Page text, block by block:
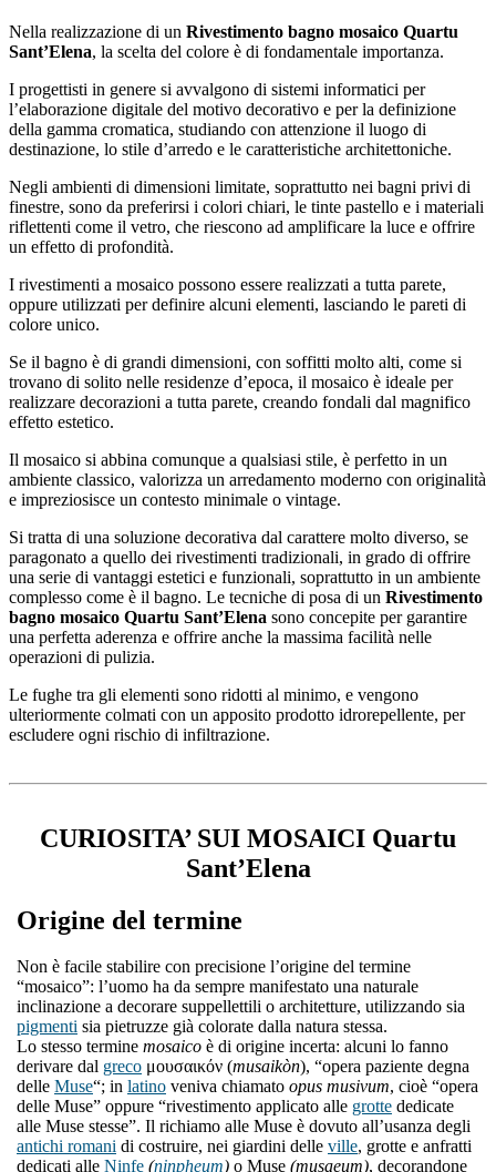
Nella realizzazione di un Rivestimento bagno mosaico Quartu
Sant’Elena, la scelta del colore è di fondamentale importanza.
I progettisti in genere si avvalgono di sistemi informatici per
l’elaborazione digitale del motivo decorativo e per la definizione
della gamma cromatica, studiando con attenzione il luogo di
destinazione, lo stile d’arredo e le caratteristiche architettoniche.
Negli ambienti di dimensioni limitate, soprattutto nei bagni privi di
finestre, sono da preferirsi i colori chiari, le tinte pastello e i materiali
riflettenti come il vetro, che riescono ad amplificare la luce e offrire
un effetto di profondità.
I rivestimenti a mosaico possono essere realizzati a tutta parete,
oppure utilizzati per definire alcuni elementi, lasciando le pareti di
colore unico.
Se il bagno è di grandi dimensioni, con soffitti molto alti, come si
trovano di solito nelle residenze d’epoca, il mosaico è ideale per
realizzare decorazioni a tutta parete, creando fondali dal magnifico
effetto estetico.
Il mosaico si abbina comunque a qualsiasi stile, è perfetto in un
ambiente classico, valorizza un arredamento moderno con originalità
e impreziosisce un contesto minimale o vintage.
Si tratta di una soluzione decorativa dal carattere molto diverso, se
paragonato a quello dei rivestimenti tradizionali, in grado di offrire
una serie di vantaggi estetici e funzionali, soprattutto in un ambiente
complesso come è il bagno. Le tecniche di posa di un Rivestimento
bagno mosaico Quartu Sant’Elena sono concepite per garantire
una perfetta aderenza e offrire anche la massima facilità nelle
operazioni di pulizia.
Le fughe tra gli elementi sono ridotti al minimo, e vengono
ulteriormente colmati con un apposito prodotto idrorepellente, per
escludere ogni rischio di infiltrazione.
CURIOSITA’ SUI MOSAICI Quartu
Sant’Elena
Origine del termine
Non è facile stabilire con precisione l’origine del termine
“mosaico”: l’uomo ha da sempre manifestato una naturale
inclinazione a decorare suppellettili o architetture, utilizzando sia
pigmenti sia pietruzze già colorate dalla natura stessa.
Lo stesso termine mosaico è di origine incerta: alcuni lo fanno
derivare dal greco μουσαικόν (musaikòn), “opera paziente degna
delle Muse“; in latino veniva chiamato opus musivum, cioè “opera
delle Muse” oppure “rivestimento applicato alle grotte dedicate
alle Muse stesse”. Il richiamo alle Muse è dovuto all’usanza degli
antichi romani di costruire, nei giardini delle ville, grotte e anfratti
dedicati alle Ninfe (ninpheum) o Muse (musaeum), decorandone